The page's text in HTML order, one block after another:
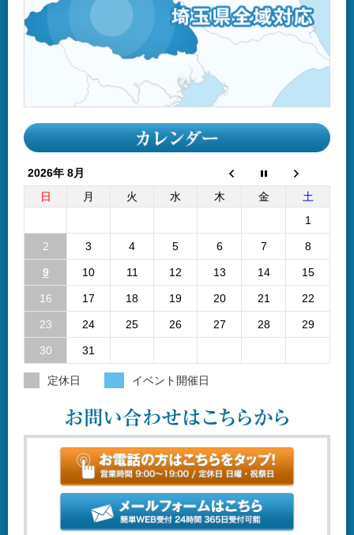
2026年 8月
日
月 火 水 木 金
土
1
2 3 4 5 6 7 8
9 10 11 12 13 14 15
16 17 18 19 20 21 22
23 24 25 26 27 28 29
30 31
定休日 イベント開催日